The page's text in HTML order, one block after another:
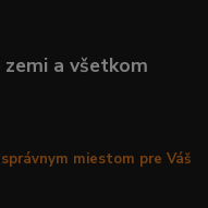
a všetkom
miestom pre Váš